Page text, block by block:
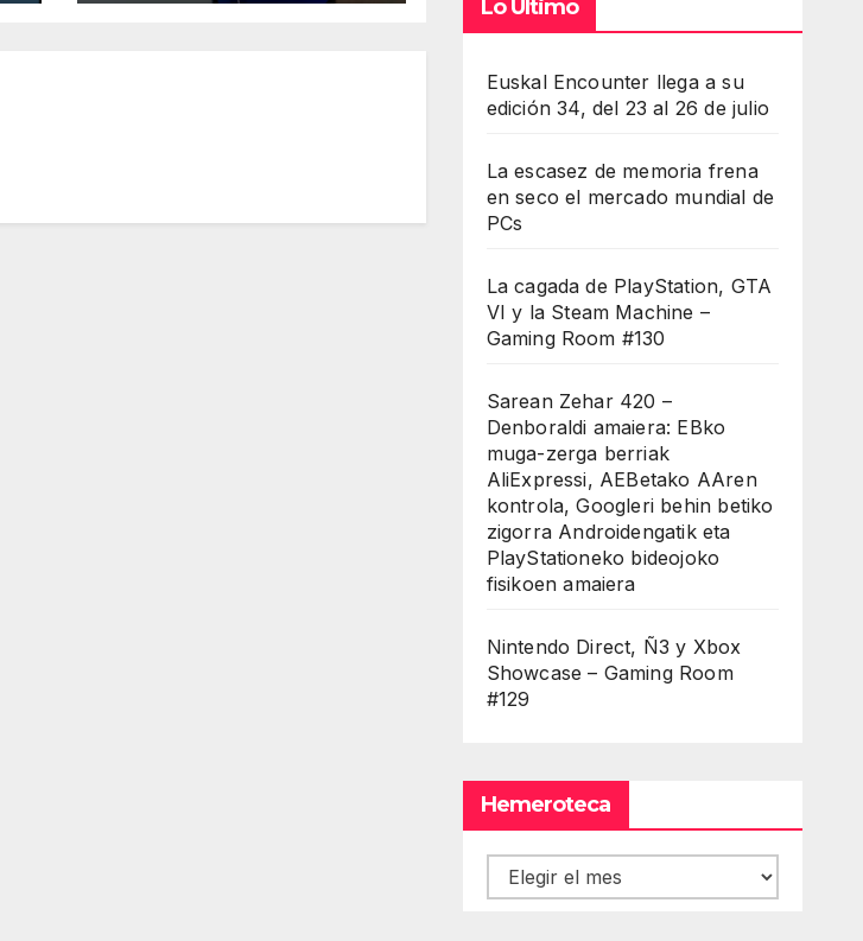
Lo Último
Euskal Encounter llega a su
edición 34, del 23 al 26 de julio
La escasez de memoria frena
en seco el mercado mundial de
PCs
La cagada de PlayStation, GTA
VI y la Steam Machine –
Gaming Room #130
Sarean Zehar 420 –
Denboraldi amaiera: EBko
muga-zerga berriak
AliExpressi, AEBetako AAren
kontrola, Googleri behin betiko
zigorra Androidengatik eta
PlayStationeko bideojoko
fisikoen amaiera
Nintendo Direct, Ñ3 y Xbox
Showcase – Gaming Room
#129
Hemeroteca
Hemeroteca